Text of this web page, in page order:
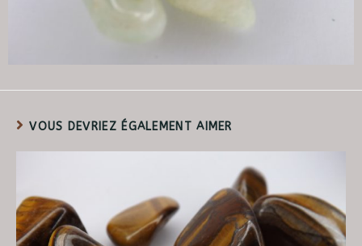
VOUS DEVRIEZ ÉGALEMENT AIMER